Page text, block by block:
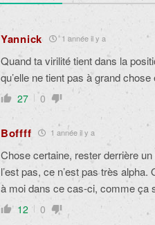
Yannick 1 année il y a
Quand ta virilité tient dans la
qu’elle ne tient pas à grand
27 0
Boffff 1 année il y a
Chose certaine, rester derrière
l’est pas, ce n’est pas très
à moi dans ce cas-ci, comme ça
12 0